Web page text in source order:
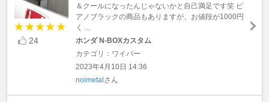
24
＆クールになったんじゃないかと自己満足です笑 ピ
アノブラックの商品もありますが、お値段が1000円
く ...
ホンダ N-BOXカスタム
カテゴリ：ワイパー
2023年4月10日 14:36
noimetalさん